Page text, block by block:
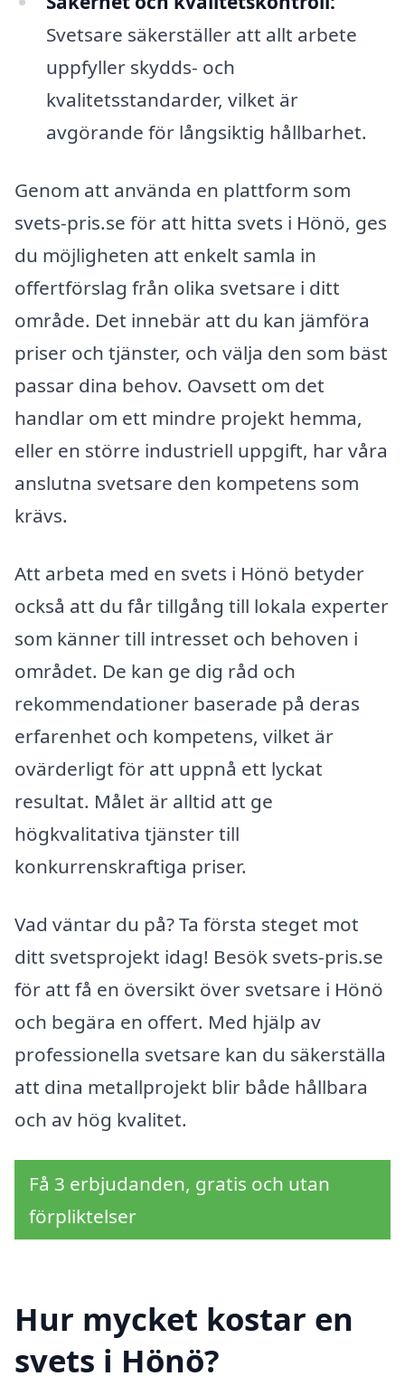
Svetsare säkerställer att allt arbete
uppfyller skydds- och
kvalitetsstandarder, vilket är
avgörande för långsiktig hållbarhet.
Genom att använda en plattform som
svets-pris.se för att hitta svets i Hönö, ges
du möjligheten att enkelt samla in
offertförslag från olika svetsare i ditt
område. Det innebär att du kan jämföra
priser och tjänster, och välja den som bäst
passar dina behov. Oavsett om det
handlar om ett mindre projekt hemma,
eller en större industriell uppgift, har våra
anslutna svetsare den kompetens som
krävs.
Att arbeta med en svets i Hönö betyder
också att du får tillgång till lokala experter
som känner till intresset och behoven i
området. De kan ge dig råd och
rekommendationer baserade på deras
erfarenhet och kompetens, vilket är
ovärderligt för att uppnå ett lyckat
resultat. Målet är alltid att ge
högkvalitativa tjänster till
konkurrenskraftiga priser.
Vad väntar du på? Ta första steget mot
ditt svetsprojekt idag! Besök svets-pris.se
för att få en översikt över svetsare i Hönö
och begära en offert. Med hjälp av
professionella svetsare kan du säkerställa
att dina metallprojekt blir både hållbara
och av hög kvalitet.
Få 3 erbjudanden, gratis och utan
förpliktelser
Hur mycket kostar en
svets i Hönö?